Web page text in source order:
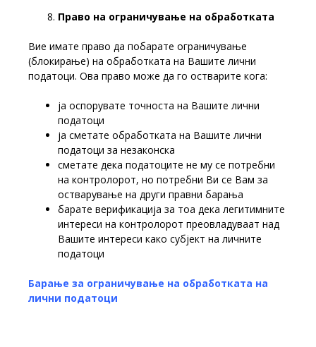
Право на oграничување на обработката
Вие имате право да побарате ограничување
(блокирање) на обработката на Вашите лични
податоци. Ова право може да го остварите кога:
ја оспорувате точноста на Вашите лични
податоци
ја сметате обработката на Вашите лични
податоци за незаконска
сметате дека податоците не му се потребни
на контролорот, но потребни Ви се Вам за
остварување на други правни барања
барате верификација за тоа дека легитимните
интереси на контролорот преовладуваат над
Вашите интереси како субјект на личните
податоци
Барање за ограничување на обработката на
лични податоци